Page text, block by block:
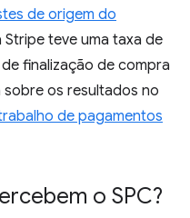
de origem do
Stripe teve uma taxa de
finalização de compra
sobre os resultados no
de pagamentos
o SPC?